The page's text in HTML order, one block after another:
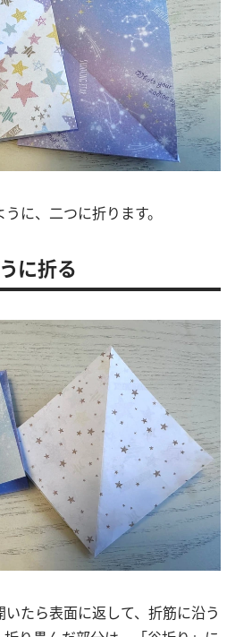
に、二つに折ります。
に折る
たら表面に返して、折筋に沿う